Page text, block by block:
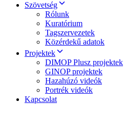
Szövetség
Rólunk
Kuratórium
Tagszervezetek
Közérdekű adatok
Projektek
DIMOP Plusz projektek
GINOP projektek
Hazahúzó videók
Portrék videók
Kapcsolat